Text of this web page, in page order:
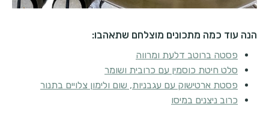
הנה עוד כמה מתכונים מוצלחם שתאהבו:
פסטה ברוטב דלעת ומרווה
סלט חיטת כוסמין עם כרובית ושומר
פסטת ארטישוק עם עגבניות, שום ולימון צלויים בתנור
כרוב ניצנים במיסו